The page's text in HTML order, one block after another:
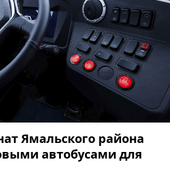
Ямальского района
автобусами для